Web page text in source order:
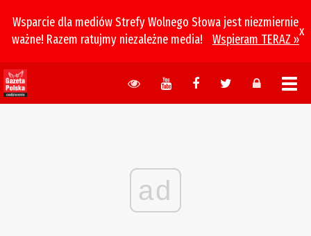
Wsparcie dla mediów Strefy Wolnego Słowa jest niezmiernie
ważne! Razem ratujmy niezależne media!
Wspieram TERAZ »
x
ad